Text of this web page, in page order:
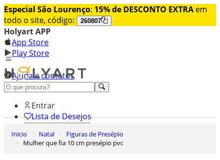
Especial São Lourenço: 15% de DESCONTO EXTRA em
todo o site, código:
260807
Holyart APP
App Store
Play Store
Ajuda e contatos
Conheça premium
Entrar
Lista de Desejos
Carrinho de Compras
Inicio Natal
Figuras de Presépio
Mulher que fia 10 cm presépio pvc